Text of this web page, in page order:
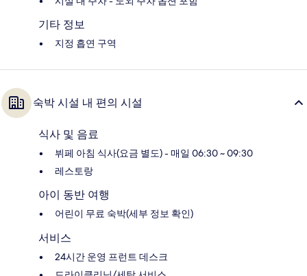
기타 정보
지정 흡연 구역
숙박 시설 내 편의 시설
식사 및 음료
뷔페 아침 식사(요금 별도) - 매일 06:30 ~ 09:30
레스토랑
아이 동반 여행
어린이 무료 숙박(세부 정보 확인)
서비스
24시간 운영 프런트 데스크